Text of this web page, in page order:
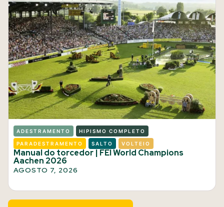
ADESTRAMENTO HIPISMO COMPLETO
PARADESTRAMENTO SALTO VOLTEIO
Manual do torcedor | FEI World Champions
Aachen 2026
AGOSTO 7, 2026